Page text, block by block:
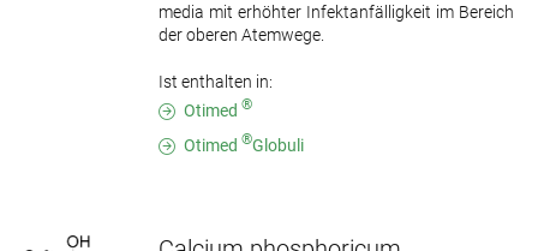
media mit erhöhter Infektanfälligkeit im Bereich
der oberen Atemwege.
Ist enthalten in:
Otimed ®
Otimed ®Globuli